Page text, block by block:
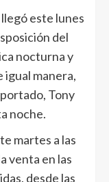
este lunes
del
nocturna y
igual manera,
Tony
noche.
martes a las
venta en las
desde las